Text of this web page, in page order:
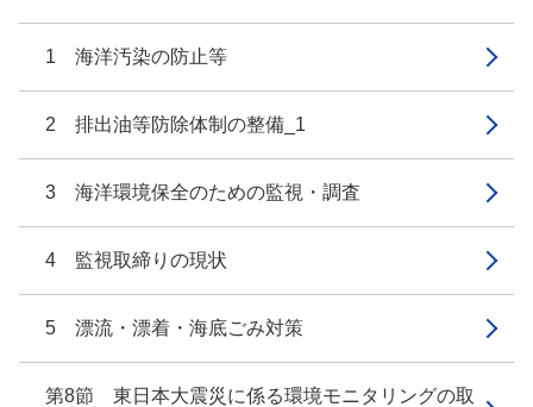
1 海洋汚染の防止等
2 排出油等防除体制の整備_1
3 海洋環境保全のための監視・調査
4 監視取締りの現状
5 漂流・漂着・海底ごみ対策
第8節 東日本大震災に係る環境モニタリングの取